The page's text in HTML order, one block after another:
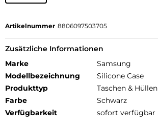
Artikelnummer 8806097503705
Zusätzliche Informationen
Marke
Samsung
Modellbezeichnung
Silicone Case
Produkttyp
Taschen & Hüllen
Farbe
Schwarz
Verfügbarkeit
sofort verfügbar